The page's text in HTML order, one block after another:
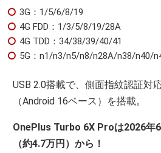
3G：1/5/6/8/19
4G FDD：1/3/5/8/19/28A
4G TDD：34/38/39/40/41
5G：n1/n3/n5/n8/n28A/n38/n40/
USB 2.0搭載で、側面指紋認証対
（Android 16ベース）を搭載。
OnePlus Turbo 6X Proは2026年
（約4.7万円）から！